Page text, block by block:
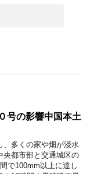
号の影響中国本土
、多くの家や畑が浸水
央都市部と交通城区の
で100mm以上に達し